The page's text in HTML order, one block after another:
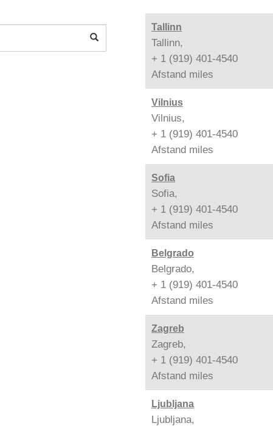
Tallinn
Tallinn,
+ 1 (919) 401-4540
Afstand miles
Vilnius
Vilnius,
+ 1 (919) 401-4540
Afstand miles
Sofia
Sofia,
+ 1 (919) 401-4540
Afstand miles
Belgrado
Belgrado,
+ 1 (919) 401-4540
Afstand miles
Zagreb
Zagreb,
+ 1 (919) 401-4540
Afstand miles
Ljubljana
Ljubljana,